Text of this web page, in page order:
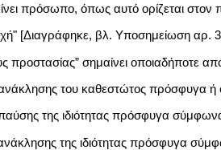
πρόσωπο, όπως αυτό ορίζεται
[Διαγράφηκε, βλ. Υποσημείωση αρ.
προστασίας” σημαίνει οποιαδήποτε
του καθεστώτος πρόσφυγα ή
της ιδιότητας πρόσφυγα
της ιδιότητας πρόσφυγα